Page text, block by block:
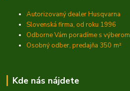
Autorizovaný dealer Husqvarna
Slovenská firma, od roku 1996
Odborne Vám poradíme s výberom
Osobný odber, predajňa 350 m²
Kde nás nájdete